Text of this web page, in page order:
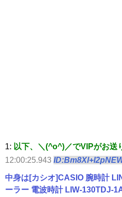
1: 以下、＼(^o^)／でVIPがお送
12:00:25.943
中身は[カシオ]CASIO 腕時計
ーラー 電波時計 LIW-130TDJ-